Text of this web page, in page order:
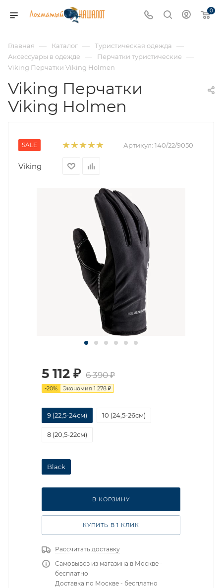
0
Главная — Каталог — Туристическая одежда —
Аксессуары в одежде — Перчатки туристические —
Viking Перчатки Viking Holmen
Viking Перчатки
Viking Holmen
SALE Артикул: 140/22/9050
Viking
5 112 ₽ 6 390₽
-20% Экономия 1 278 ₽
9 (22,5-24см) 10 (24,5-26см)
8 (20,5-22см)
Black
В КОРЗИНУ
КУПИТЬ В 1 КЛИК
Рассчитать доставку
Самовывоз из магазина в Москве -
бесплатно
Доставка по Москве - бесплатно